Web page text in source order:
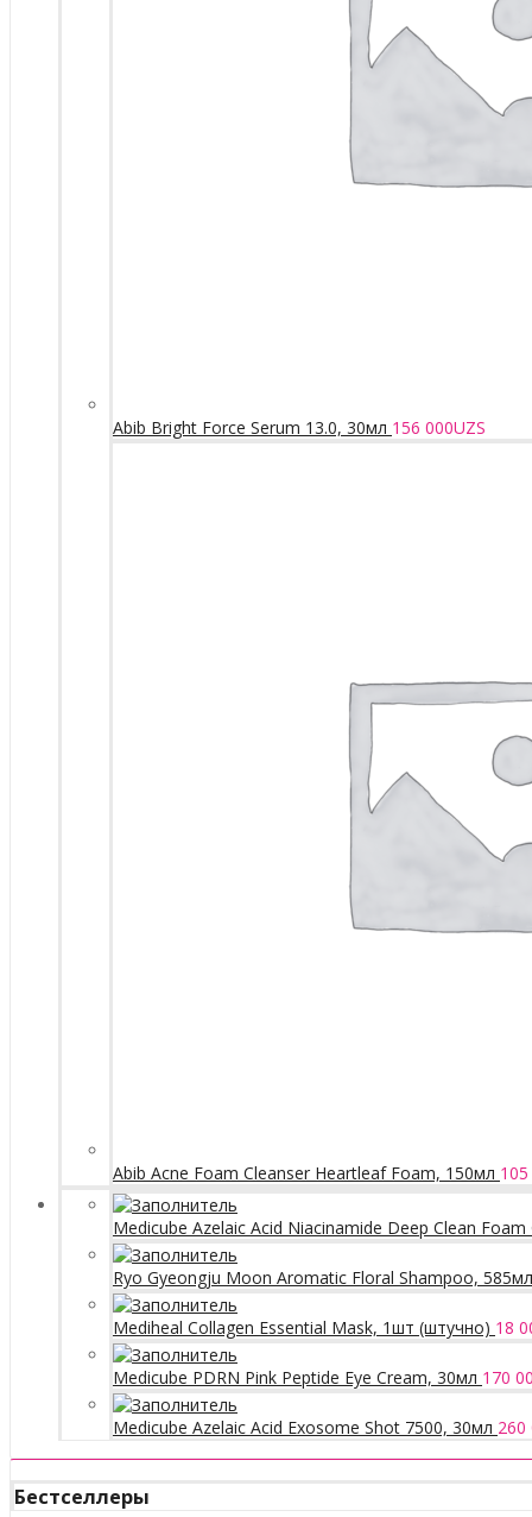
Abib Bright Force Serum 13.0, 30мл 156 000UZS
Abib Acne Foam Cleanser Heartleaf Foam, 150мл
Medicube Azelaic Acid Niacinamide Deep Clean Foam
Ryo Gyeongju Moon Aromatic Floral Shampoo, 585мл
Mediheal Collagen Essential Mask, 1шт (штучно) 18
Medicube PDRN Pink Peptide Eye Cream, 30мл 170
Medicube Azelaic Acid Exosome Shot 7500, 30мл 260
Бестселлеры